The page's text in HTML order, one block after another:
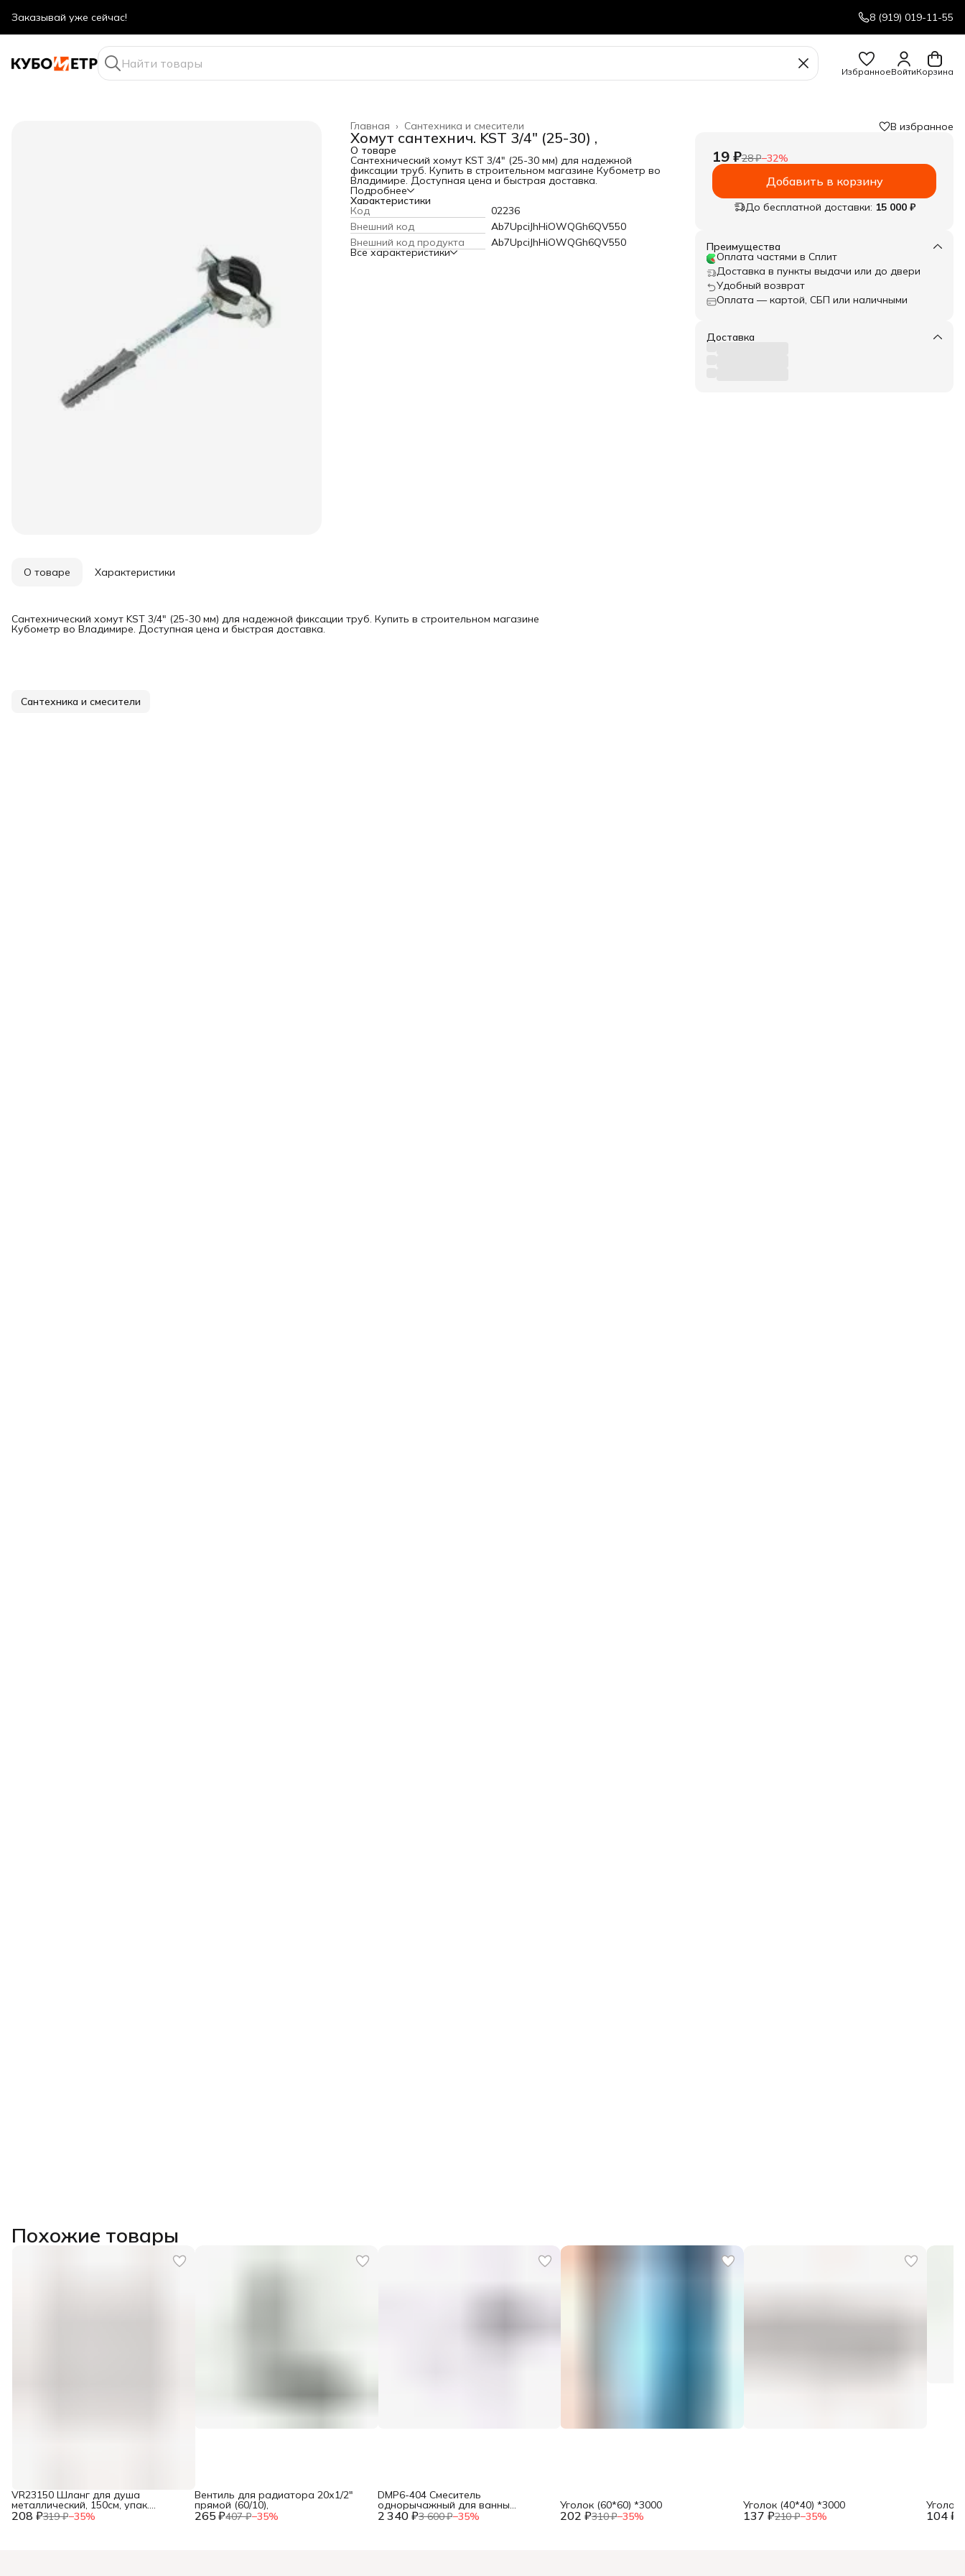
Оптовые цены даже для физ. лиц 8 (919) 019-11-55
ИзбранноеВойтиКорзина
Сантехника и смесители
Главная ›
Хомут сантехнич. KST 3/4" (25-30) ,
О товаре
Сантехнический хомут KST 3/4" (25-30 мм) для надежной
фиксации труб. Купить в строительном магазине Кубометр во
Владимире. Доступная цена и быстрая доставка.
Подробнее
Характеристики
Код
02236
Внешний код
Ab7UpciJhHiOWQGh6QV550
Внешний код продукта
Ab7UpciJhHiOWQGh6QV550
Все характеристики
В избранное
19 ₽28 ₽−32%
Добавить в корзину
До бесплатной доставки: 15 000 ₽
Преимущества
Оплата частями в Сплит
Доставка в пункты выдачи или до двери
Удобный возврат
Оплата — картой, СБП или наличными
Доставка
О товаре Характеристики
Сантехнический хомут KST 3/4" (25-30 мм) для надежной фиксации труб. Купить в строительном магазине
Кубометр во Владимире. Доступная цена и быстрая доставка.
Сантехника и смесители
Похожие товары
208 ₽319 ₽−35%
VR23150 Шланг для душа
металлический, 150см, упак.
блистер ТМ "VIEIR" (50/1шт), 265 ₽407 ₽−35%
Вентиль для радиатора 20х1/2"
прямой (60/10),
2 340 ₽3 600 ₽−35%
DMP6-404 Смеситель
однорычажный для ванны
(картридж Ø 40 мм)(12), 202 ₽310 ₽−35%
Уголок (60*60) *3000
137 ₽210 ₽−35%
Уголок (40*40) *3000
104 ₽
Уголок